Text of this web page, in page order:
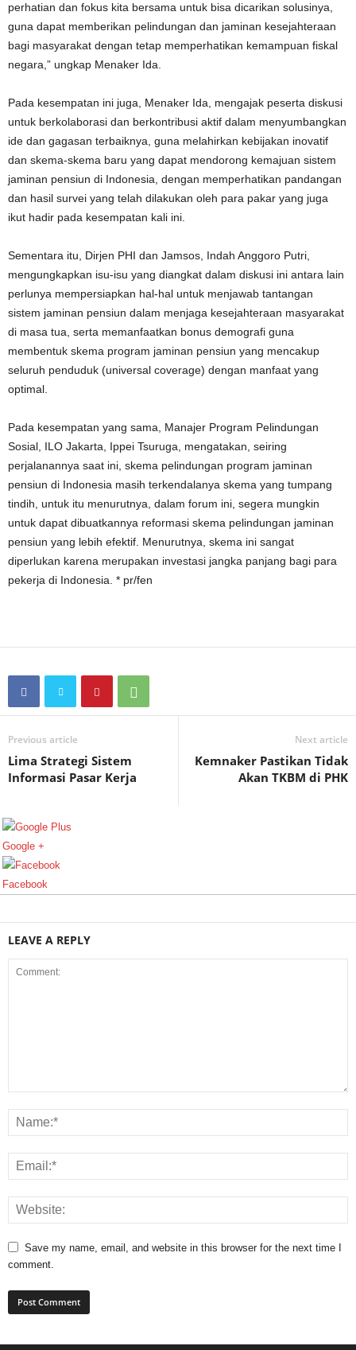
perhatian dan fokus kita bersama untuk bisa dicarikan solusinya,
guna dapat memberikan pelindungan dan jaminan kesejahteraan
bagi masyarakat dengan tetap memperhatikan kemampuan fiskal
negara,” ungkap Menaker Ida.
Pada kesempatan ini juga, Menaker Ida, mengajak peserta diskusi
untuk berkolaborasi dan berkontribusi aktif dalam menyumbangkan
ide dan gagasan terbaiknya, guna melahirkan kebijakan inovatif
dan skema-skema baru yang dapat mendorong kemajuan sistem
jaminan pensiun di Indonesia, dengan memperhatikan pandangan
dan hasil survei yang telah dilakukan oleh para pakar yang juga
ikut hadir pada kesempatan kali ini.
Sementara itu, Dirjen PHI dan Jamsos, Indah Anggoro Putri,
mengungkapkan isu-isu yang diangkat dalam diskusi ini antara lain
perlunya mempersiapkan hal-hal untuk menjawab tantangan
sistem jaminan pensiun dalam menjaga kesejahteraan masyarakat
di masa tua, serta memanfaatkan bonus demografi guna
membentuk skema program jaminan pensiun yang mencakup
seluruh penduduk (universal coverage) dengan manfaat yang
optimal.
Pada kesempatan yang sama, Manajer Program Pelindungan
Sosial, ILO Jakarta, Ippei Tsuruga, mengatakan, seiring
perjalanannya saat ini, skema pelindungan program jaminan
pensiun di Indonesia masih terkendalanya skema yang tumpang
tindih, untuk itu menurutnya, dalam forum ini, segera mungkin
untuk dapat dibuatkannya reformasi skema pelindungan jaminan
pensiun yang lebih efektif. Menurutnya, skema ini sangat
diperlukan karena merupakan investasi jangka panjang bagi para
pekerja di Indonesia. * pr/fen
Previous article
Lima Strategi Sistem
Informasi Pasar Kerja
Next article
Kemnaker Pastikan Tidak
Akan TKBM di PHK
Google +
Facebook
LEAVE A REPLY
Save my name, email, and website in this browser for the next time I
comment.